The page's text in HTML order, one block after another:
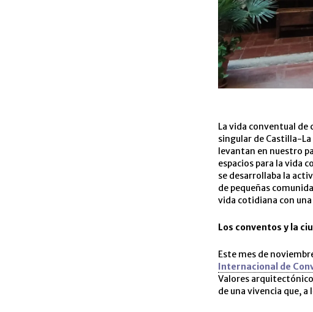
La vida conventual de
singular de Castilla-
levantan en nuestro
espacios para la vida
se desarrollaba la
de pequeñas
vida cotidiana con
Los conventos y la
Este mes de
Internacional de
Valores
de una vivencia que,